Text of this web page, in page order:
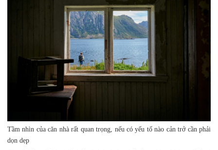
Tầm nhìn của căn nhà rất quan trọng, nếu có yếu tố nào cản trở cần phải
dọn dẹp